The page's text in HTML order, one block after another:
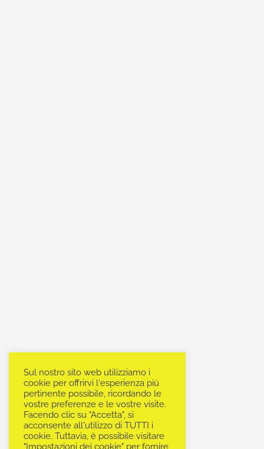
Sul nostro sito web utilizziamo i
cookie per offrirvi l'esperienza più
pertinente possibile, ricordando le
vostre preferenze e le vostre visite.
Facendo clic su "Accetta", si
acconsente all'utilizzo di TUTTI i
cookie. Tuttavia, è possibile visitare
"Impostazioni dei cookie" per fornire